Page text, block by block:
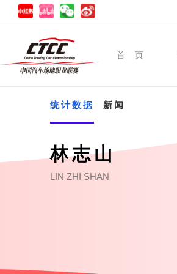
首 页
统计数据 新闻
林志山
LIN ZHI SHAN